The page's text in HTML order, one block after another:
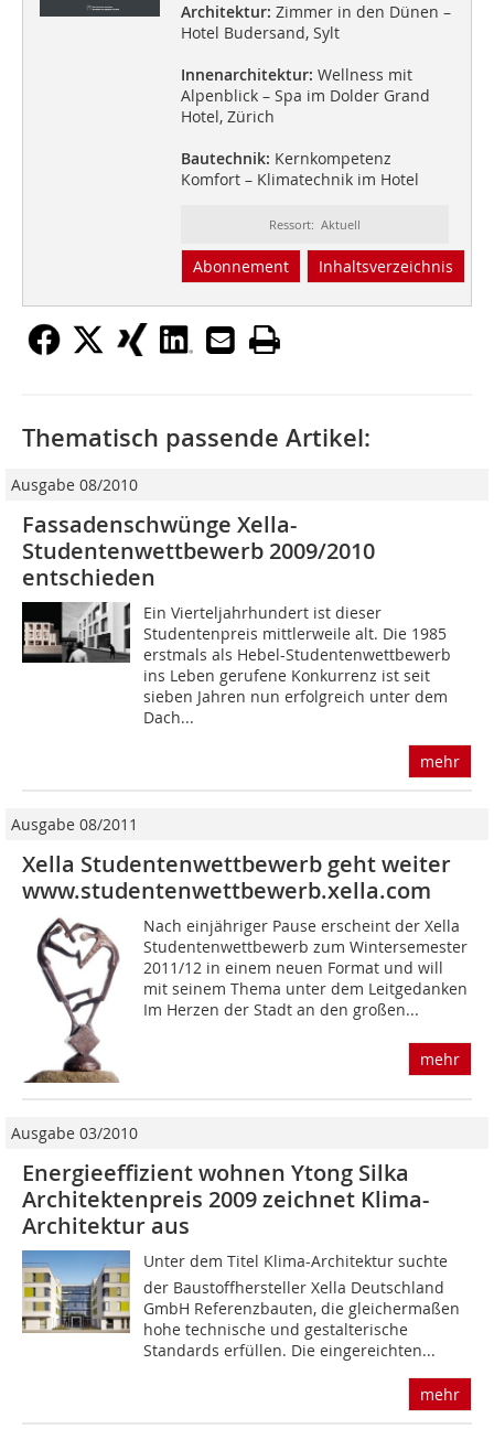
Architektur: Zimmer in den Dünen –
Hotel Budersand, Sylt
Innenarchitektur: Wellness mit
Alpenblick – Spa im Dolder Grand
Hotel, Zürich
Bautechnik: Kernkompetenz
Komfort – Klimatechnik im Hotel
Ressort: Aktuell
Abonnement Inhaltsverzeichnis
Thematisch passende Artikel:
Ausgabe 08/2010
Fassadenschwünge Xella-
Studentenwettbewerb 2009/2010
entschieden
Ein Vierteljahrhundert ist dieser
Studentenpreis mittlerweile alt. Die 1985
erstmals als Hebel-Studentenwettbewerb
ins Leben gerufene Konkurrenz ist seit
sieben Jahren nun erfolgreich unter dem
Dach...
mehr
Ausgabe 08/2011
Xella Studentenwettbewerb geht weiter
www.studentenwettbewerb.xella.com
Nach einjähriger Pause erscheint der Xella
Studentenwettbewerb zum Wintersemester
2011/12 in einem neuen Format und will
mit seinem Thema unter dem Leitgedanken
Im Herzen der Stadt an den großen...
mehr
Ausgabe 03/2010
Energieeffizient wohnen Ytong Silka
Architektenpreis 2009 zeichnet Klima-
Architektur aus
Unter dem Titel Klima-Architektur suchte
der Baustoffhersteller Xella Deutschland
GmbH Referenzbauten, die gleichermaßen
hohe technische und gestalterische
Standards erfüllen. Die eingereichten...
mehr